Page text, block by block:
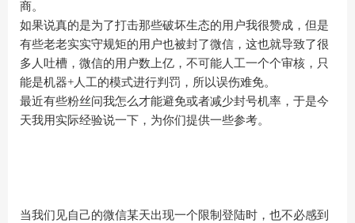
商。
如果说真的是为了打击那些破坏生态的用户我很赞成，但是
有些老老实实守规矩的用户也被封了微信，这也就导致了很
多人吐槽，微信的用户数上亿，不可能人工一个个审核，只
能是机器+人工的模式进行判罚，所以误伤难免。
最近有些粉丝问我怎么才能避免或者减少封号机率，于是今
天我用实际经验说一下，为你们提供一些参考。
当我们见自己的微信某天出现一个限制登陆时，也不必感到